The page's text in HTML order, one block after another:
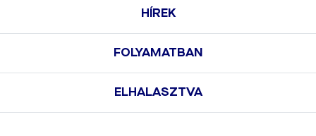
HÍREK
FOLYAMATBAN
ELHALASZTVA